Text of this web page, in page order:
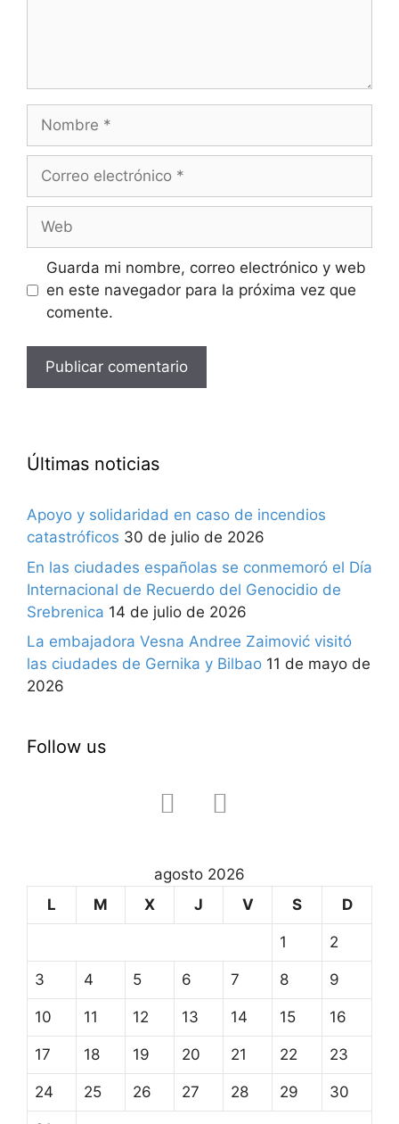
electrónico
Guarda mi nombre, correo electrónico y web
en este navegador para la próxima vez que
comente.
Últimas noticias
Apoyo y solidaridad en caso de incendios
catastróficos 30 de julio de 2026
En las ciudades españolas se conmemoró el Día
Internacional de Recuerdo del Genocidio de
Srebrenica 14 de julio de 2026
La embajadora Vesna Andree Zaimović visitó
las ciudades de Gernika y Bilbao 11 de mayo de
2026
Follow us
facebook instagram
agosto 2026
L
M X J V S D
1 2
3 4 5 6 7 8 9
10 11 12 13 14 15 16
17 18 19 20 21 22 23
24 25 26 27 28 29 30